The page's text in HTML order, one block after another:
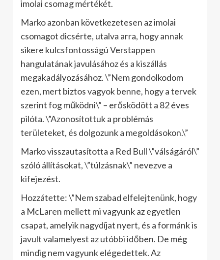
imolai csomag mértékét.
Marko azonban következetesen az imolai
csomagot dicsérte, utalva arra, hogy annak
sikere kulcsfontosságú Verstappen
hangulatának javulásához és a kiszállás
megakadályozásához. \”Nem gondolkodom
ezen, mert biztos vagyok benne, hogy a tervek
szerint fog működni\” – erősködött a 82 éves
pilóta. \”Azonosítottuk a problémás
területeket, és dolgozunk a megoldásokon.\”
Marko visszautasította a Red Bull \”válságáról\”
szóló állításokat, \”túlzásnak\” nevezve a
kifejezést.
Hozzátette: \”Nem szabad elfelejtenünk, hogy
a McLaren mellett mi vagyunk az egyetlen
csapat, amelyik nagydíjat nyert, és a formánk is
javult valamelyest az utóbbi időben. De még
mindig nem vagyunk elégedettek. Az